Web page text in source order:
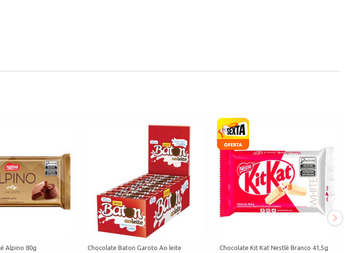
Alpino 80g
Chocolate Baton Garoto Ao leite
Chocolate Kit Kat Nestlé Branco 41,5g